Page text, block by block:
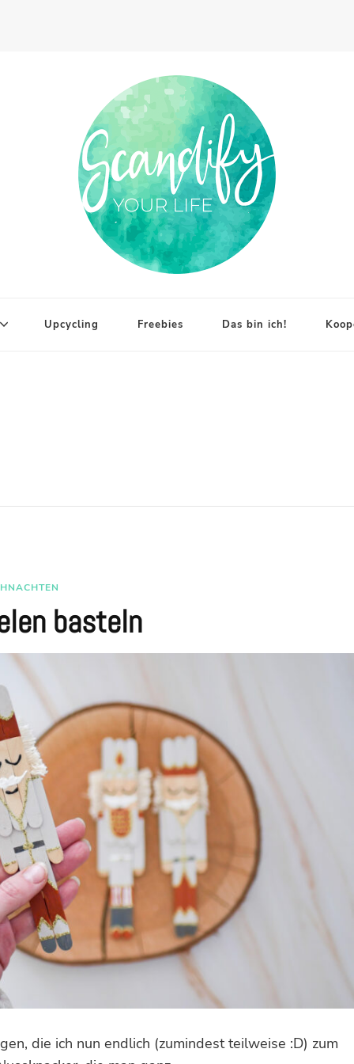
Upcycling Freebies Das bin ich!
basteln
die ich nun endlich (zumindest teilweise :D) zum